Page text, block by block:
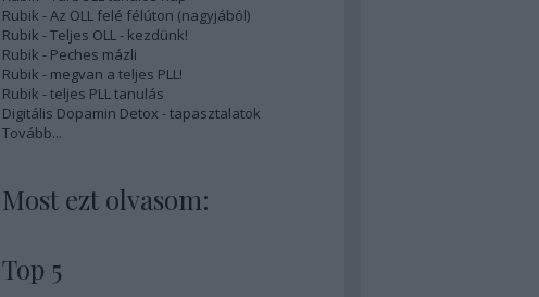
Rubik - Az OLL felé félúton (nagyjából)
Rubik - Teljes OLL - kezdünk!
Rubik - Peches mázli
Rubik - megvan a teljes PLL!
Rubik - teljes PLL tanulás
Digitális Dopamin Detox - tapasztalatok
Tovább...
Most ezt olvasom:
Top 5